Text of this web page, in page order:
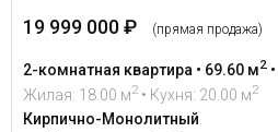
19 999 000 ₽ (прямая продажа)
2-комнатная квартира • 69.60 м2 •
Жилая: 18.00 м2 • Кухня: 20.00 м2
Кирпично-Монолитный